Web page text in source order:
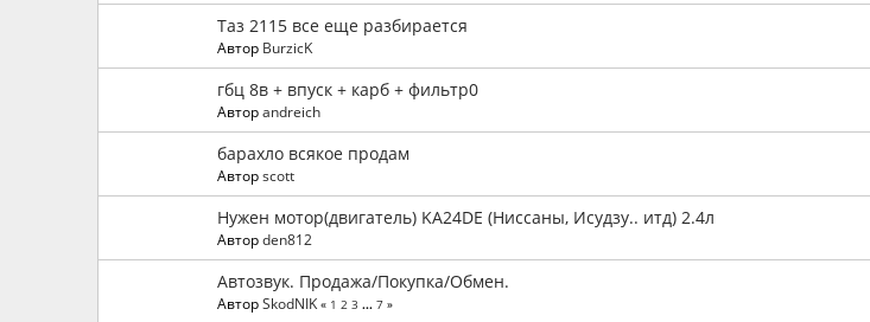
Таз 2115 все еще разбирается
Автор BurzicK
гбц 8в + впуск + карб + фильтр0
Авторandreich
барахло всякое продам
Авторscott
Нужен мотор(двигатель) KA24DE (Ниссаны, Исудзу.. итд) 2.4л
Авторden812
Автозвук. Продажа/Покупка/Обмен.
АвторSkodNIK « 1 2 3 ...7 »